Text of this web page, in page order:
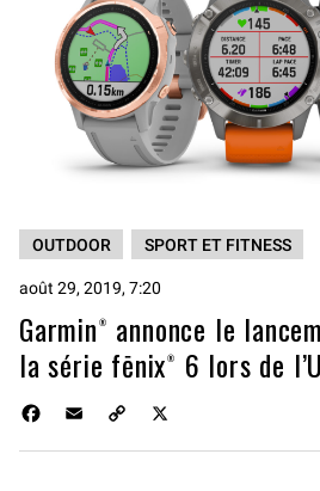
OUTDOOR SPORT ET FITNESS
août 29, 2019, 7:20
Garmin® annonce le
la série fēnix® 6 lors de